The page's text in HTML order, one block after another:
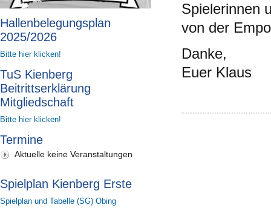
Hallenbelegungsplan
2025/2026
Bitte hier klicken!
TuS Kienberg
Beitrittserklärung
Mitgliedschaft
Bitte hier klicken!
Termine
Aktuelle keine Veranstaltungen
Spielplan Kienberg Erste
Spielplan und Tabelle (SG) Obing
Spielerinnen
von der
Danke,
Euer Klaus